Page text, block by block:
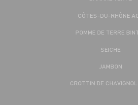
CÔTES-DU-RHÔNE
POMME DE TERRE
SEICHE
JAMBON
CROTTIN DE